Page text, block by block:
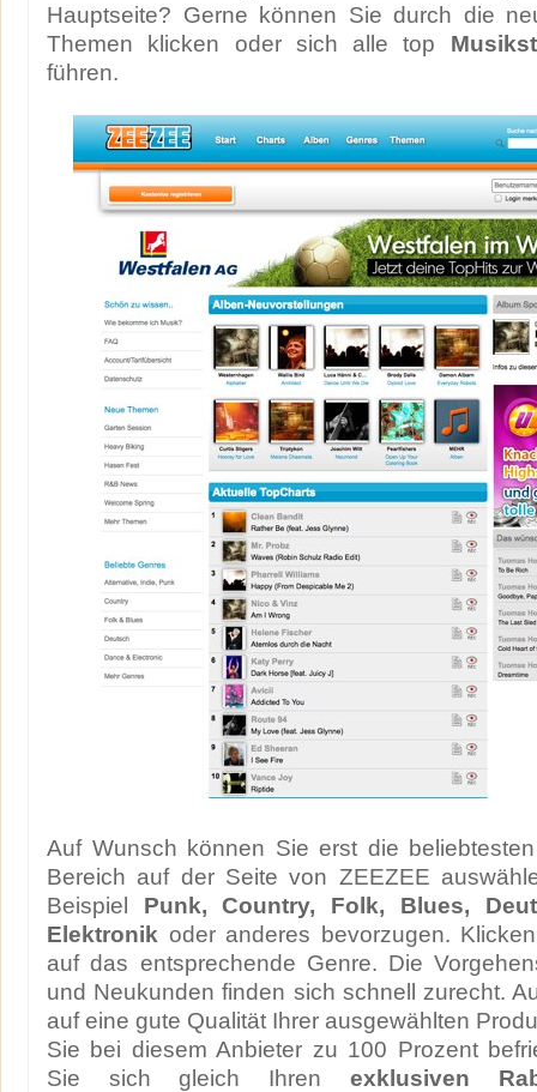
Hauptseite? Gerne können Sie durch die
Themen klicken oder sich alle top
führen.
Auf Wunsch können Sie erst die
Bereich auf der Seite von ZEEZEE
Beispiel Punk, Country, Folk, Blues,
Elektronik oder anderes bevorzugen.
auf das entsprechende Genre. Die
und Neukunden finden sich schnell zurecht.
auf eine gute Qualität Ihrer ausgewählten
Sie bei diesem Anbieter zu 100 Prozent
Sie sich gleich Ihren exklusiven